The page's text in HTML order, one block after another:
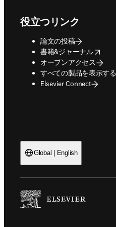
役立つリンク
論文の投稿
書籍&ジャーナル
opens in new tab/window
オープンアクセス
すべての製品を表示する
Elsevier Connect
Global | English